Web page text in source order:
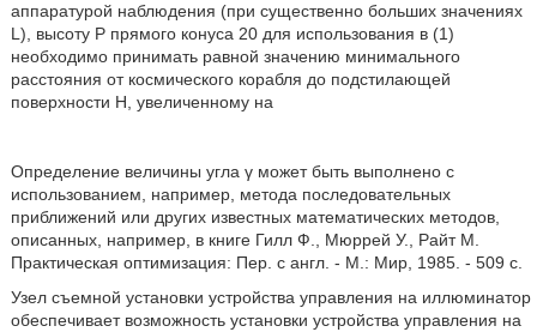
аппаратурой наблюдения (при существенно больших значениях
L), высоту Р прямого конуса 20 для использования в (1)
необходимо принимать равной значению минимального
расстояния от космического корабля до подстилающей
поверхности Н, увеличенному на
Определение величины угла γ может быть выполнено с
использованием, например, метода последовательных
приближений или других известных математических методов,
описанных, например, в книге Гилл Ф., Мюррей У., Райт М.
Практическая оптимизация: Пер. с англ. - М.: Мир, 1985. - 509 с.
Узел съемной установки устройства управления на иллюминатор
обеспечивает возможность установки устройства управления на